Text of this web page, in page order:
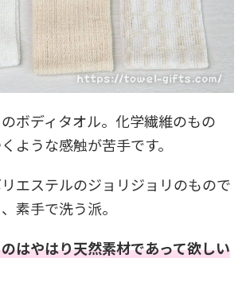
ボディタオル。化学繊維のもの
ような感触が苦手です。
エステルのジョリジョリのもので
素手で洗う派。
はやはり天然素材であって欲しい